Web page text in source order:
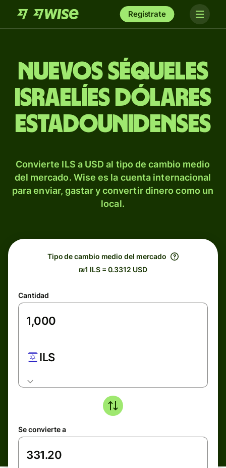
Regístrate
Nuevos séqueles
israelíes dólares
estadounidenses
Convierte ILS a USD al tipo de cambio medio
del mercado. Wise es la cuenta internacional
para enviar, gastar y convertir dinero como un
local.
Tipo de cambio medio del mercado
₪1 ILS = 0.3312 USD
Cantidad
ILS
Se convierte a